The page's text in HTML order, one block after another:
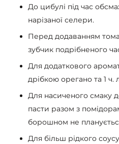
До цибулі під час
нарізаної селери.
Перед додаванням
зубчик подрібненого
Для додаткового
дрібкою орегано та 1 ч.
Для насиченого смаку
пасти разом з
борошном не
Для більш рідкого